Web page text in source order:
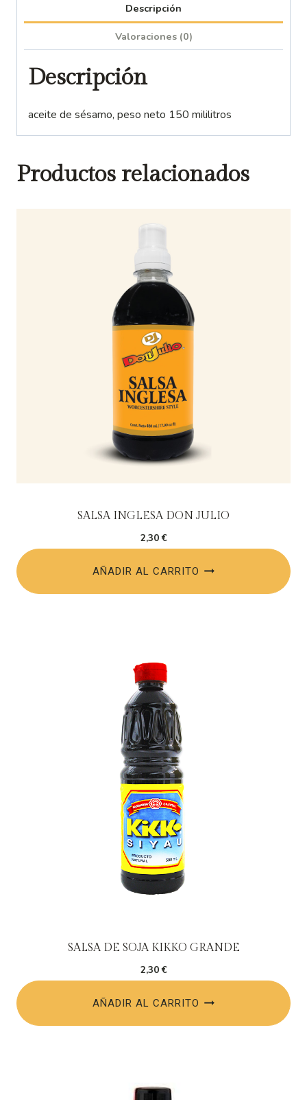
Descripción
Valoraciones (0)
Descripción
aceite de sésamo, peso neto 150 mililitros
Productos relacionados
SALSA INGLESA DON JULIO
2,30€
AÑADIR AL CARRITO
SALSA DE SOJA KIKKO GRANDE
2,30€
AÑADIR AL CARRITO